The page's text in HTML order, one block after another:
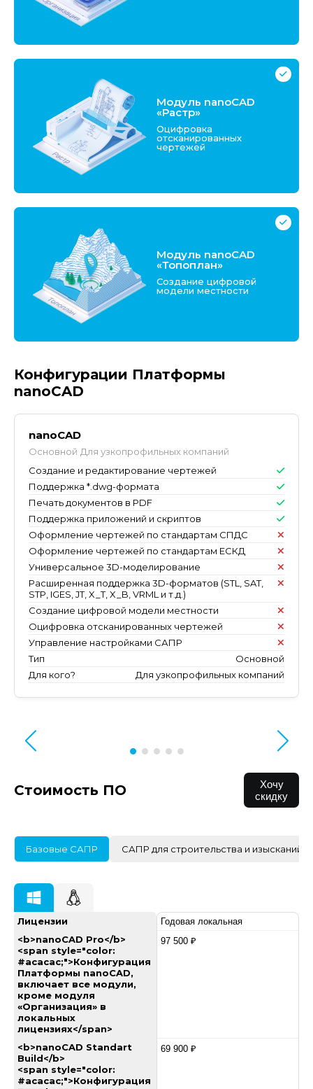
Модуль nanoCAD
«Растр»
Оцифровка
отсканированных
чертежей
Модуль nanoCAD
«Топоплан»
Создание цифровой
модели местности
Конфигурации Платформы
nanoCAD
nanoCAD
Основной Для узкопрофильных компаний
Создание и редактирование чертежей
Поддержка *.dwg-формата
Печать документов в PDF
Поддержка приложений и скриптов
Оформление чертежей по стандартам СПДС
Оформление чертежей по стандартам ЕСКД
Универсальное 3D-моделирование
Расширенная поддержка 3D-форматов (STL, SAT,
STP, IGES, JT, X_T, X_B, VRML и т.д.)
Создание цифровой модели местности
Оцифровка отсканированных чертежей
Управление настройками САПР
Тип
Основной
Для кого?
Для узкопрофильных компаний
Стоимость ПО
Хочу
скидку
Базовые САПР САПР для строительства и изысканий
Лицензии
<b>nanoCAD Pro</b>
<span style="color:
#acacac;">Конфигурация
Платформы nanoCAD,
включает все модули,
кроме модуля
«Организация» в
локальных
лицензиях</span>
<b>nanoCAD Standart
Build</b>
<span style="color:
#acacac;">Конфигурация
Годовая локальная
97 500 ₽
69 900 ₽